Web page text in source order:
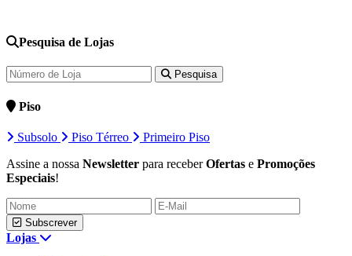
Pesquisa de Lojas
Pesquisa
Piso
Subsolo Piso Térreo
Primeiro Piso
Assine a nossa Newsletter para receberOfertas e Promoções
Especiais!
Subscrever
Lojas